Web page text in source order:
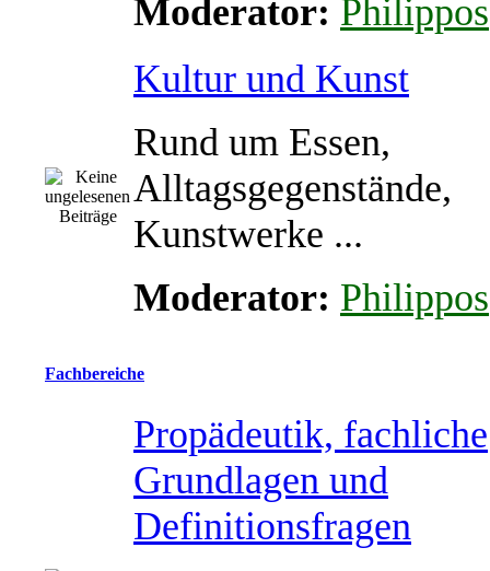
Moderator: Philippos
Kultur und Kunst
Rund um Essen,
Alltagsgegenstände,
Kunstwerke ...
Moderator: Philippos
Fachbereiche
Propädeutik, fachliche
Grundlagen und
Definitionsfragen